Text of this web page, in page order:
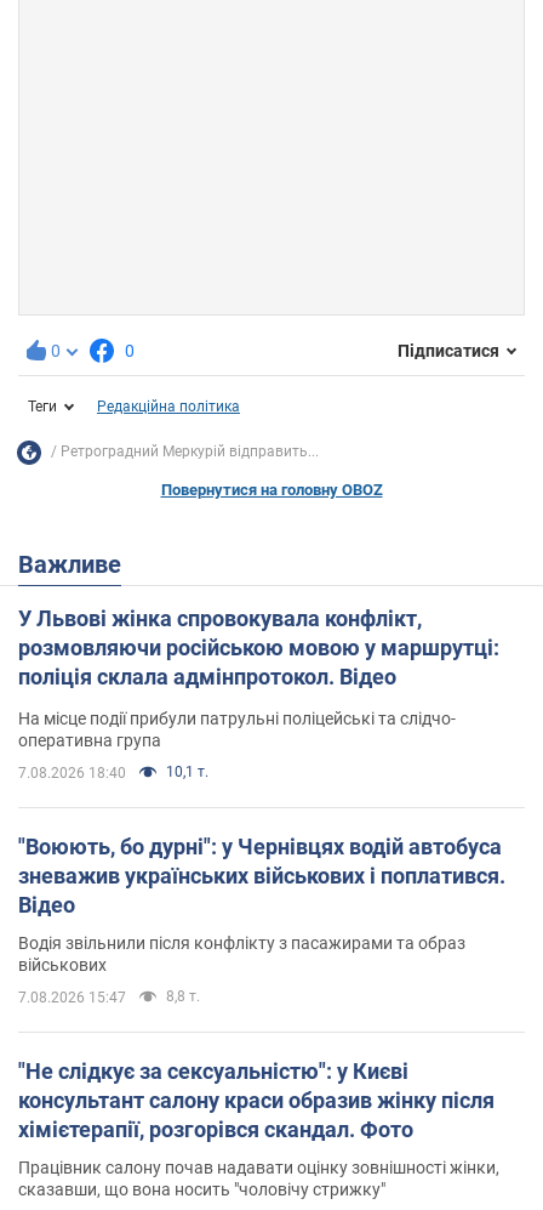
0 0 Підписатися
Теги Редакційна політика
Ретроградний Меркурій відправить...
Повернутися на головну OBOZ
Важливе
У Львові жінка спровокувала конфлікт,
розмовляючи російською мовою у маршрутці:
поліція склала адмінпротокол. Відео
На місце події прибули патрульні поліцейські та слідчо-
оперативна група
7.08.2026 18:40 10,1 т.
"Воюють, бо дурні": у Чернівцях водій автобуса
зневажив українських військових і поплатився.
Відео
Водія звільнили після конфлікту з пасажирами та образ
військових
7.08.2026 15:47 8,8 т.
"Не слідкує за сексуальністю": у Києві
консультант салону краси образив жінку після
хімієтерапії, розгорівся скандал. Фото
Працівник салону почав надавати оцінку зовнішності жінки,
сказавши, що вона носить "чоловічу стрижку"